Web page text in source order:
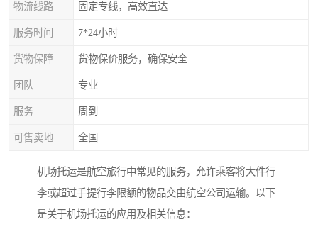
物流线路 固定专线，高效直达
服务时间 7*24小时
货物保障 货物保价服务，确保安全
团队 专业
服务 周到
可售卖地 全国
机场托运是航空旅行中常见的服务，允许乘客将大件行
李或超过手提行李限额的物品交由航空公司运输。以下
是关于机场托运的应用及相关信息：